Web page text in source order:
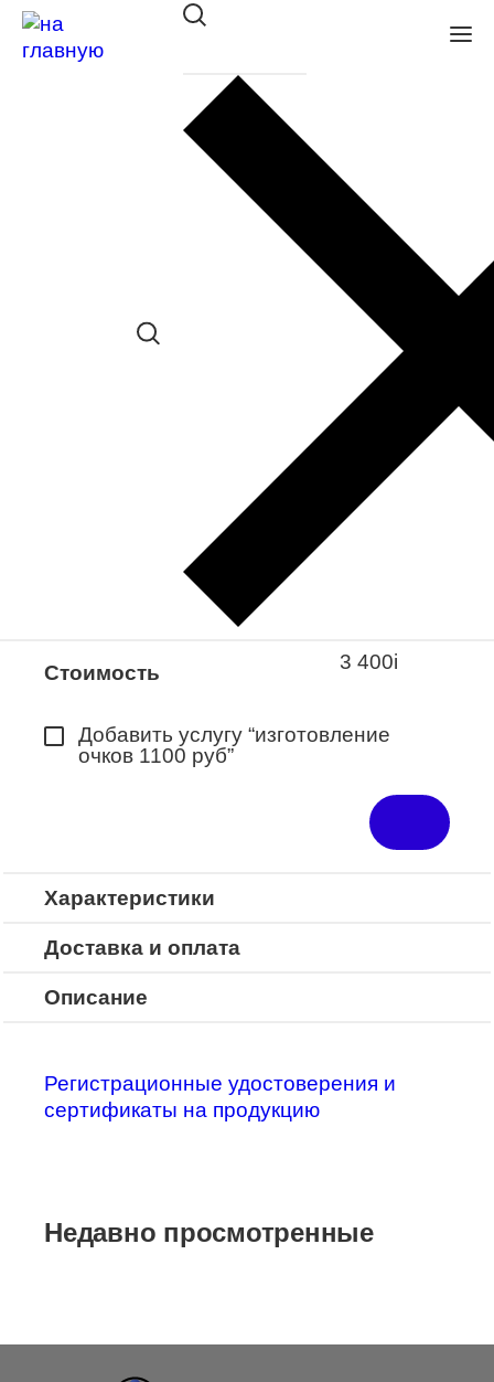
Оправа SWING TR 241 C457
в наличии (Осталась 1 шт.) *наличие
товара в конкретном салоне
необходимо уточнять отдельно
Закажите понравившуюся модель
в ближайший салон “Оптик-Экспресс”.
*Доступно для Республики
Стоимость 3 400i
Добавить услугу “изготовление
очков 1100 руб”
Сравнить товар
Характеристики
Доставка и оплата
Описание
Регистрационные удостоверения и
сертификаты на продукцию
Недавно просмотренные